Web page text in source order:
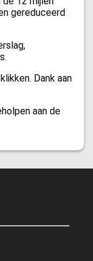
gereduceerd
Dank aan
aan de